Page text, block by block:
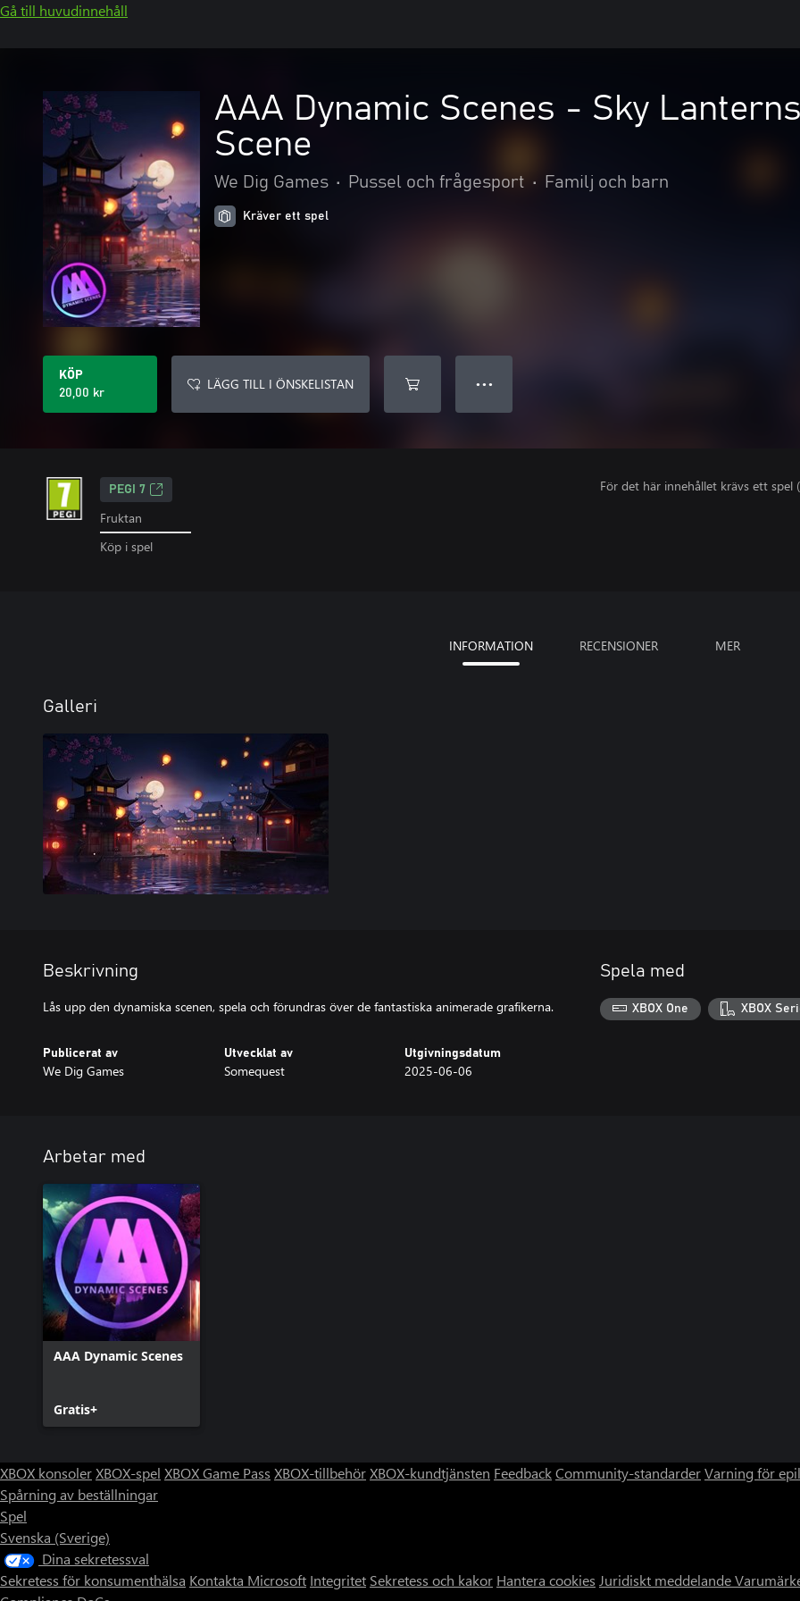
Gå till huvudinnehåll
AAA Dynamic Scenes - Sky
Scene
We Dig Games • Pussel och frågesport • Familj och barn
Kräver ett spel
KÖP
20,00 kr
LÄGG TILL I ÖNSKELISTAN ● ● ●
PEGI 7
Fruktan
Köp i spel
För det här innehållet krävs ett spel
INFORMATION RECENSIONER MER
Galleri
Beskrivning
Lås upp den dynamiska scenen, spela och förundras över de fantastiska animerade grafikerna.
Publicerat av
We Dig Games
Utvecklat av
Somequest
Utgivningsdatum
2025-06-06
Spela med
XBOX One XBOX
Arbetar med
AAA Dynamic Scenes
Gratis+
XBOX konsolerXBOX-spel XBOX Game Pass XBOX-tillbehörXBOX-kundtjänsten FeedbackCommunity-standarderVarning för
Spårning av beställningar
Spel
Svenska (Sverige)
Dina sekretessval
Sekretess för konsumenthälsa Kontakta Microsoft Integritet Sekretess och kakor Hantera cookies Juridiskt meddelande